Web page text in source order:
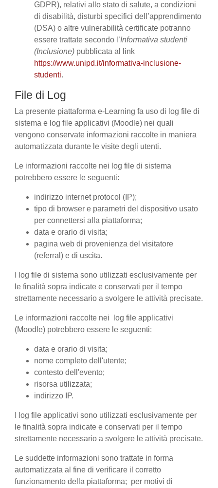
GDPR), relativi allo stato di salute, a condizioni
di disabilità, disturbi specifici dell’apprendimento
(DSA) o altre vulnerabilità certificate potranno
essere trattate secondo l’Informativa studenti
(Inclusione) pubblicata al link
https://www.unipd.it/informativa-inclusione-
studenti.
File di Log
La presente piattaforma e-Learning fa uso di log file di
sistema e log file applicativi (Moodle) nei quali
vengono conservate informazioni raccolte in maniera
automatizzata durante le visite degli utenti.
Le informazioni raccolte nei log file di sistema
potrebbero essere le seguenti:
indirizzo internet protocol (IP);
tipo di browser e parametri del dispositivo usato
per connettersi alla piattaforma;
data e orario di visita;
pagina web di provenienza del visitatore
(referral) e di uscita.
I log file di sistema sono utilizzati esclusivamente per
le finalità sopra indicate e conservati per il tempo
strettamente necessario a svolgere le attività precisate.
Le informazioni raccolte nei log file applicativi
(Moodle) potrebbero essere le seguenti:
data e orario di visita;
nome completo dell'utente;
contesto dell'evento;
risorsa utilizzata;
indirizzo IP.
I log file applicativi sono utilizzati esclusivamente per
le finalità sopra indicate e conservati per il tempo
strettamente necessario a svolgere le attività precisate.
Le suddette informazioni sono trattate in forma
automatizzata al fine di verificare il corretto
funzionamento della piattaforma; per motivi di